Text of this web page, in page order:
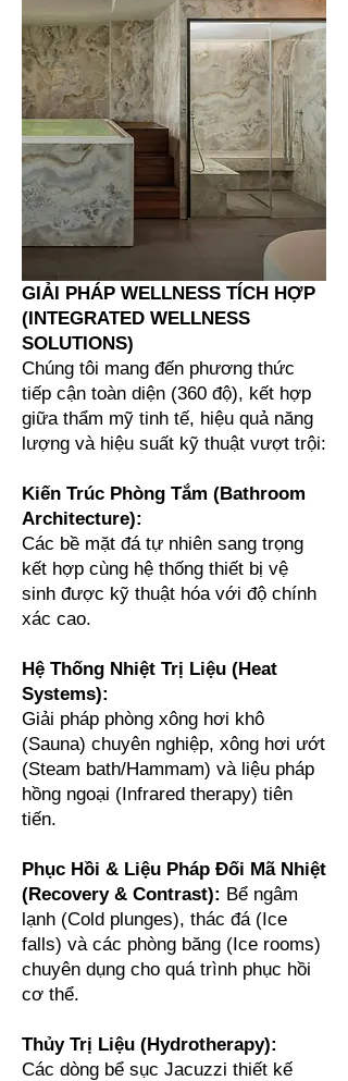
GIẢI PHÁP WELLNESS TÍCH HỢP
(INTEGRATED WELLNESS
SOLUTIONS)
Chúng tôi mang đến phương thức
tiếp cận toàn diện (360 độ), kết hợp
giữa thẩm mỹ tinh tế, hiệu quả năng
lượng và hiệu suất kỹ thuật vượt trội:
Kiến Trúc Phòng Tắm (Bathroom
Architecture):
Các bề mặt đá tự nhiên sang trọng
kết hợp cùng hệ thống thiết bị vệ
sinh được kỹ thuật hóa với độ chính
xác cao.
Hệ Thống Nhiệt Trị Liệu (Heat
Systems):
Giải pháp phòng xông hơi khô
(Sauna) chuyên nghiệp, xông hơi ướt
(Steam bath/Hammam) và liệu pháp
hồng ngoại (Infrared therapy) tiên
tiến.
Phục Hồi & Liệu Pháp Đối Mã Nhiệt
(Recovery & Contrast): Bể ngâm
lạnh (Cold plunges), thác đá (Ice
falls) và các phòng băng (Ice rooms)
chuyên dụng cho quá trình phục hồi
cơ thể.
Thủy Trị Liệu (Hydrotherapy):
Các dòng bể sục Jacuzzi thiết kế